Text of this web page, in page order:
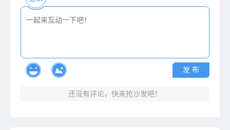
发 布
还没有评论，快来抢沙发吧！